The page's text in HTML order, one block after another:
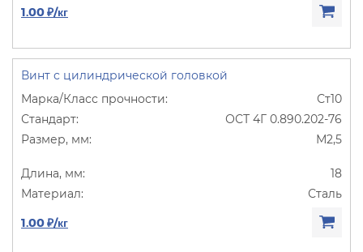
1.00 ₽/кг
Винт с цилиндрической головкой
Ст10
ОСТ 4Г 0.890.202-76
М2,5
18
Сталь
1.00 ₽/кг